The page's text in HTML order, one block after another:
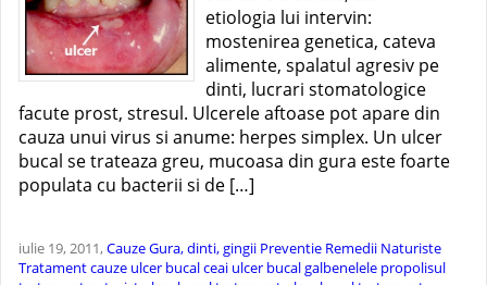
etiologia lui intervin:
mostenirea genetica, cateva
alimente, spalatul agresiv pe
dinti, lucrari stomatologice
facute prost, stresul. Ulcerele aftoase pot apare din
cauza unui virus si anume: herpes simplex. Un ulcer
bucal se trateaza greu, mucoasa din gura este foarte
populata cu bacterii si de […]
iulie 19, 2011,CauzeGura, dinti, gingii Preventie Remedii Naturiste
Tratamentcauze ulcer bucalceai ulcer bucalgalbenelele propolisul